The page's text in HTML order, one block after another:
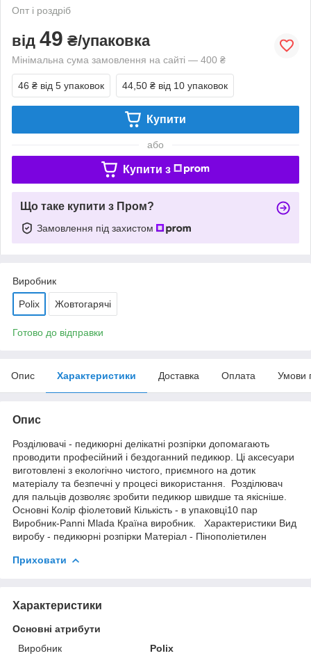
Опт і роздріб
від 49 ₴/упаковка
Мінімальна сума замовлення на сайті — 400 ₴
46 ₴ від 5 упаковок 44,50 ₴ від 10 упаковок
Купити
або
Купити з
Що таке купити з Пром?
Замовлення під захистом
Виробник
Polix Жовтогарячі
Готово до відправки
Опис Характеристики Доставка Оплата Умови
Опис
Розділювачі - педикюрні делікатні розпірки допомагають
проводити професійний і бездоганний педикюр. Ці аксесуари
виготовлені з екологічно чистого, приємного на дотик
матеріалу та безпечні у процесі використання. Розділювач
для пальців дозволяє зробити педикюр швидше та якісніше.
Основні Колір фіолетовий Кількість - в упаковці10 пар
Виробник-Panni Mlada Країна виробник. Характеристики Вид
виробу - педикюрні розпірки Матеріал - Пінополіетилен
Приховати
Характеристики
Основні атрибути
Виробник
Polix